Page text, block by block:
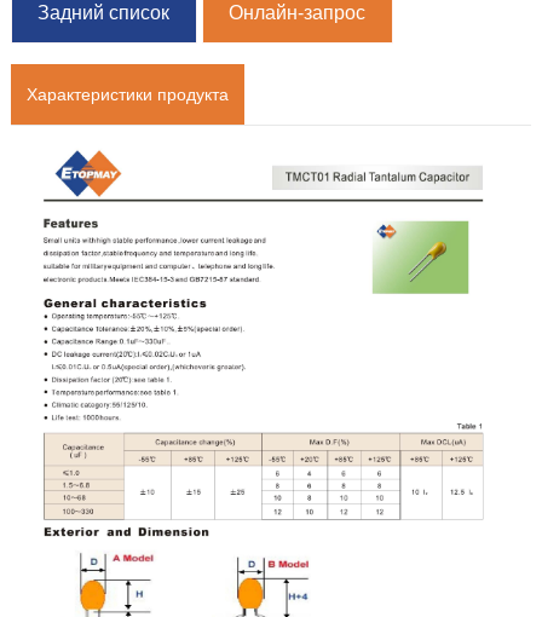
Задний список Онлайн-запрос
Характеристики продукта